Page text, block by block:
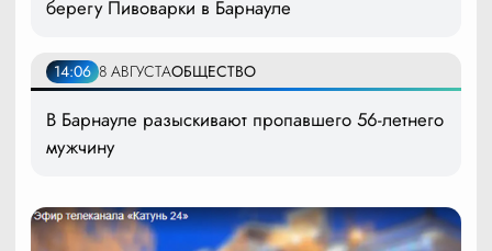
берегу Пивоварки в Барнауле
14:06 8 АВГУСТАОБЩЕСТВО
В Барнауле разыскивают пропавшего 56-летнего
мужчину